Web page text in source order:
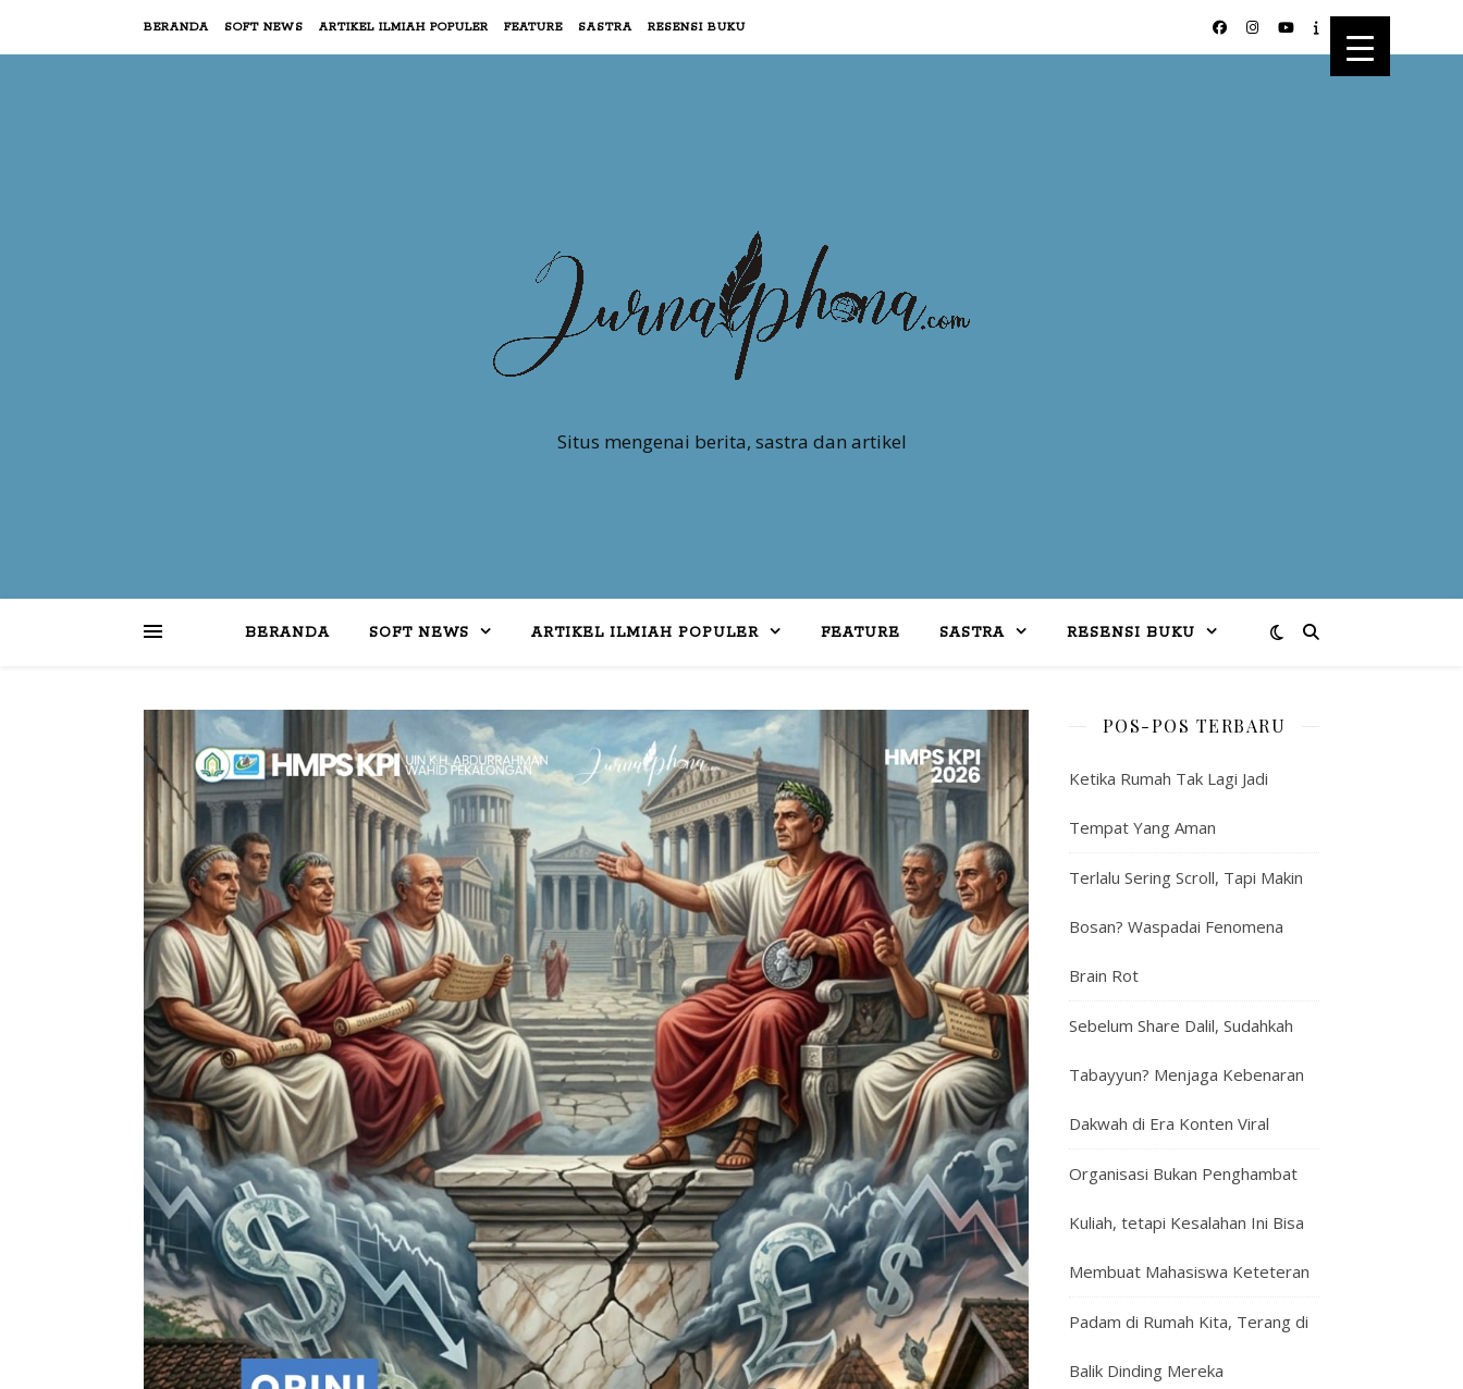
BERANDA SOFT NEWS ARTIKEL ILMIAH POPULER FEATURE SASTRA RESENSI BUKU
Situs mengenai berita, sastra dan artikel
BERANDA SOFT NEWS ARTIKEL ILMIAH POPULER FEATURE SASTRA RESENSI BUKU
POS-POS TERBARU
Ketika Rumah Tak Lagi Jadi
Tempat Yang Aman
Terlalu Sering Scroll, Tapi Makin
Bosan? Waspadai Fenomena
Brain Rot
Sebelum Share Dalil, Sudahkah
Tabayyun? Menjaga Kebenaran
Dakwah di Era Konten Viral
Organisasi Bukan Penghambat
Kuliah, tetapi Kesalahan Ini Bisa
Membuat Mahasiswa Keteteran
Padam di Rumah Kita, Terang di
Balik Dinding Mereka